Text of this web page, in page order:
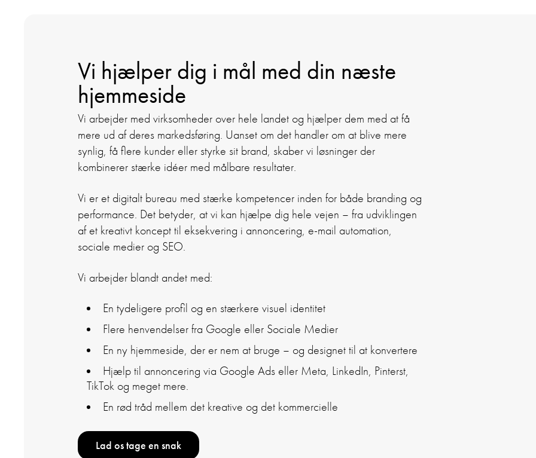
Vi hjælper dig i mål med din næste
hjemmeside
Vi arbejder med virksomheder over hele landet og hjælper dem med at få
mere ud af deres markedsføring. Uanset om det handler om at blive mere
synlig, få flere kunder eller styrke sit brand, skaber vi løsninger der
kombinerer stærke idéer med målbare resultater.
Vi er et digitalt bureau med stærke kompetencer inden for både branding og
performance. Det betyder, at vi kan hjælpe dig hele vejen – fra udviklingen
af et kreativt koncept til eksekvering i annoncering, e-mail automation,
sociale medier og SEO.
Vi arbejder blandt andet med:
En tydeligere profil og en stærkere visuel identitet
Flere henvendelser fra Google eller Sociale Medier
En ny hjemmeside, der er nem at bruge – og designet til at konvertere
Hjælp til annoncering via Google Ads eller Meta, LinkedIn, Pinterst,
TikTok og meget mere.
En rød tråd mellem det kreative og det kommercielle
Lad os tage en snak